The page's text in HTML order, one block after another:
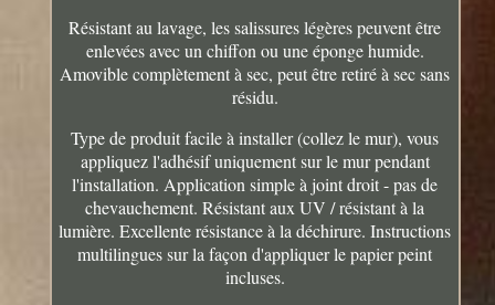
Résistant au lavage, les salissures légères peuvent être
enlevées avec un chiffon ou une éponge humide.
Amovible complètement à sec, peut être retiré à sec sans
résidu.
Type de produit facile à installer (collez le mur), vous
appliquez l'adhésif uniquement sur le mur pendant
l'installation. Application simple à joint droit - pas de
chevauchement. Résistant aux UV / résistant à la
lumière. Excellente résistance à la déchirure. Instructions
multilingues sur la façon d'appliquer le papier peint
incluses.